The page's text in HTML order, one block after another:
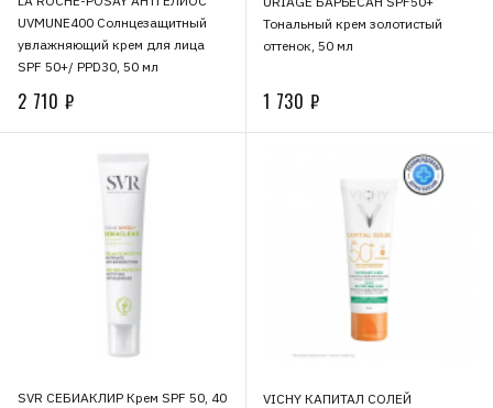
UVMUNE400 Солнцезащитный
увлажняющий крем для лица
SPF 50+/ PPD30, 50 мл
2 710 ₽
Тональный крем золотистый
оттенок, 50 мл
1 730 ₽
SVR СЕБИАКЛИР Крем SPF 50, 40
VICHY КАПИТАЛ СОЛЕЙ